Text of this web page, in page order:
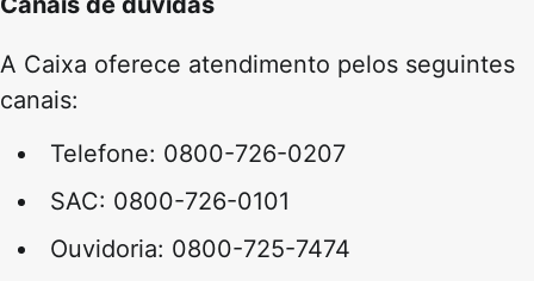
A Caixa oferece atendimento pelos seguintes
canais:
Telefone: 0800-726-0207
SAC: 0800-726-0101
Ouvidoria: 0800-725-7474